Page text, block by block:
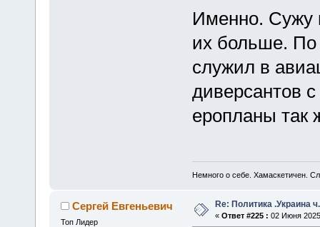
Именно. Сужу
их больше. По
служил в
диверсантов
еропланы так
Немного о себе. Хамаскетичен.
Сергей Евгеньевич
Топ Лидер
Re: Политика .Украина
« Ответ #225 : 02 Июня